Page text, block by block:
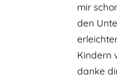
mir
den
Kindern
danke